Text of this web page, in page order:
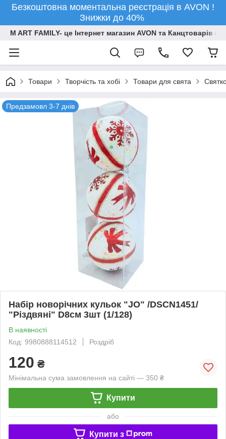
Безкоштовна моментальна реєстрація в AVON !
Знижки до 40%
M ART FAMILY- це Інтернет магазин AVON та Канцтоварів
Товари Творчiсть та хобi Товари для свята
Предзамовл 3-7 днів
Набір новорічних кульок "JO" /DSCN1451/
"Різдвяні" D8см 3шт (1/128)
В наявності
Код: 9980888114512
Роздріб
120 ₴
Мінімальна сума замовлення на сайті — 350 ₴
Купити
або
Купити з